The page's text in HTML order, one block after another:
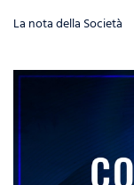
La nota della Società